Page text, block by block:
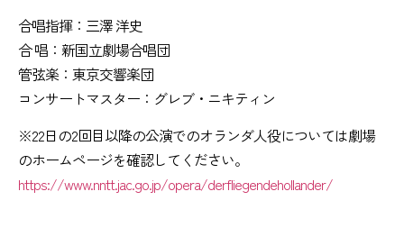
合唱指揮：三澤 洋史
合 唱：新国立劇場合唱団
管弦楽：東京交響楽団
コンサートマスター：グレブ・ニキティン
※22日の2回目以降の公演でのオランダ人役については劇場
のホームページを確認してください。
https://www.nntt.jac.go.jp/opera/derfliegendehollander/